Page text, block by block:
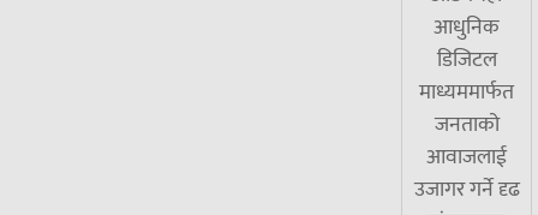
आधुनिक
डिजिटल
माध्यममार्फत
जनताको
आवाजलाई
उजागर गर्ने दृढ